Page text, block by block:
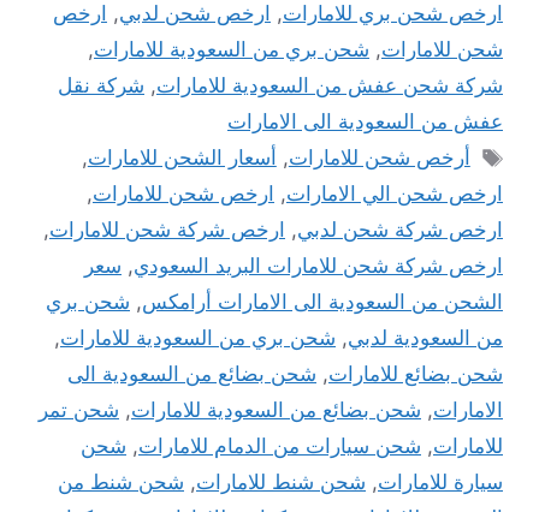
ارخص شحن بري للامارات, ارخص شحن لدبي, ارخص
شحن للامارات, شحن بري من السعودية للامارات,
شركة شحن عفش من السعودية للامارات, شركة نقل
عفش من السعودية الى الامارات
الوسوم
أرخص شحن للامارات, أسعار الشحن للامارات,
ارخص شحن الي الامارات, ارخص شحن للامارات,
ارخص شركة شحن لدبي, ارخص شركة شحن للامارات,
ارخص شركة شحن للامارات البريد السعودي, سعر
الشحن من السعودية الى الامارات أرامكس, شحن بري
من السعودية لدبي, شحن بري من السعودية للامارات,
شحن بضائع للامارات, شحن بضائع من السعودية الى
الامارات, شحن بضائع من السعودية للامارات, شحن تمر
للامارات, شحن سيارات من الدمام للامارات, شحن
سيارة للامارات, شحن شنط للامارات, شحن شنط من